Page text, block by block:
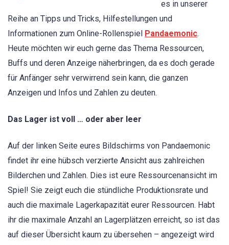
es in unserer
Reihe an Tipps und Tricks, Hilfestellungen und
Informationen zum Online-Rollenspiel Pandaemonic.
Heute möchten wir euch gerne das Thema Ressourcen,
Buffs und deren Anzeige näherbringen, da es doch gerade
für Anfänger sehr verwirrend sein kann, die ganzen
Anzeigen und Infos und Zahlen zu deuten.
Das Lager ist voll … oder aber leer
Auf der linken Seite eures Bildschirms von Pandaemonic
findet ihr eine hübsch verzierte Ansicht aus zahlreichen
Bilderchen und Zahlen. Dies ist eure Ressourcenansicht im
Spiel! Sie zeigt euch die stündliche Produktionsrate und
auch die maximale Lagerkapazität eurer Ressourcen. Habt
ihr die maximale Anzahl an Lagerplätzen erreicht, so ist das
auf dieser Übersicht kaum zu übersehen – angezeigt wird